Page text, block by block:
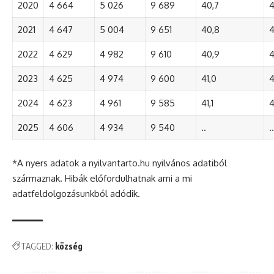
2020 4 664 5 026 9 689 40,7
2021 4 647 5 004 9 651 40,8
2022 4 629 4 982 9 610 40,9
2023 4 625 4 974 9 600 41,0
2024 4 623 4 961 9 585 41,1
2025 4 606 4 934 9 540 .. ..
*A nyers adatok a nyilvantarto.hu nyilvános adatiból
származnak. Hibák előfordulhatnak ami a mi
adatfeldolgozásunkból adódik.
TAGGED: község